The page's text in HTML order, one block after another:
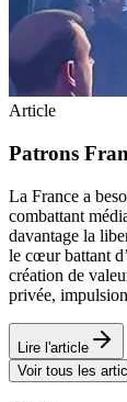
Article
Patrons
La France a
combattant
davantage la
le cœur battant
création de
privée,
Lire l'article
Voir tous les